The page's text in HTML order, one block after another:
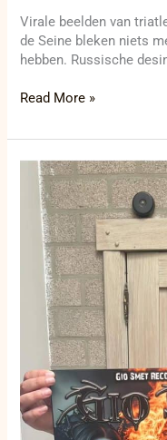
Virale beelden van
de Seine bleken niets
hebben. Russische
Read More »
GIOFEST
2024:
Het
Muziekfestival
Smet
Kortrijk